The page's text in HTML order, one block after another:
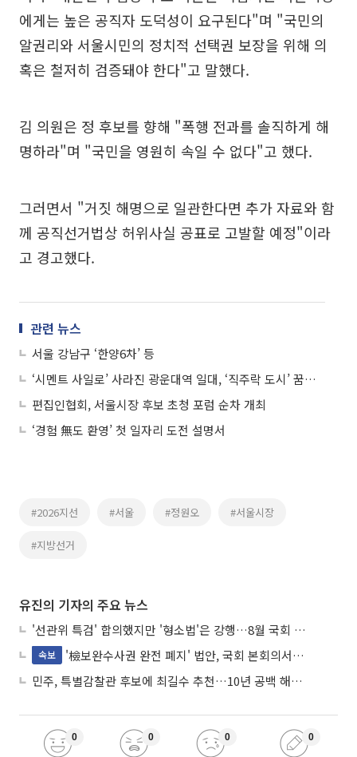
에게는 높은 공직자 도덕성이 요구된다"며 "국민의
알권리와 서울시민의 정치적 선택권 보장을 위해 의
혹은 철저히 검증돼야 한다"고 말했다.
김 의원은 정 후보를 향해 "폭행 전과를 솔직하게 해
명하라"며 "국민을 영원히 속일 수 없다"고 했다.
그러면서 "거짓 해명으로 일관한다면 추가 자료와 함
께 공직선거법상 허위사실 공표로 고발할 예정"이라
고 경고했다.
관련 뉴스
서울 강남구 ‘한양6차’ 등
‘시멘트 사일로’ 사라진 광운대역 일대, ‘직주락 도시’ 꿈꾼다
편집인협회, 서울시장 후보 초청 포럼 순차 개최
‘경험 無도 환영’ 첫 일자리 도전 설명서
#2026지선 #서울 #정원오 #서울시장
#지방선거
유진의 기자의 주요 뉴스
'선관위 특검' 합의했지만 '형소법'은 강행…8월 국회 '입법 2차전' 예고
속보
'檢보완수사권 완전 폐지' 법안, 국회 본회의서 민주당 주도 통과
민주, 특별감찰관 후보에 최길수 추천…10년 공백 해소 속도
0 0 0 0